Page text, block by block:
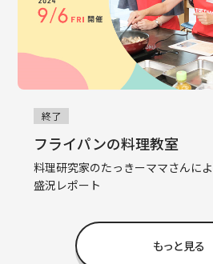
終了
フライパンの料理教室
料理研究家のたっきーママさんに
盛況レポート
もっと見る